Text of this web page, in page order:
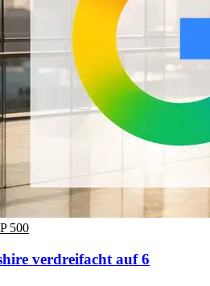
500
verdreifacht auf 6